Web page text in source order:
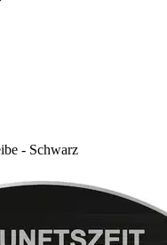
- Schwarz